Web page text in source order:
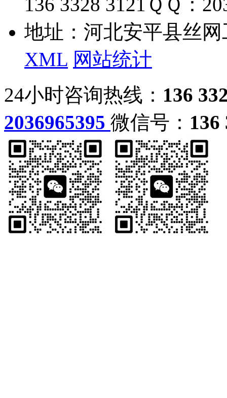
136 3328 3121 ＱＱ：
地址：河北安平县丝
XML 网站统计
24小时咨询热线： 136
2036965395 微信号： 136